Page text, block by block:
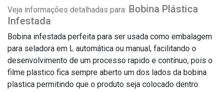
Veja informações detalhadas para: Bobina Plástica
Infestada
Bobina infestada perfeita para ser usada como embalagem
para seladora em L automática ou manual, facilitando o
desenvolvimento de um processo rapido e contínuo, pois o
filme plastico fica sempre aberto um dos lados da bobina
plastica permitindo que o produto seja colocado dentro.